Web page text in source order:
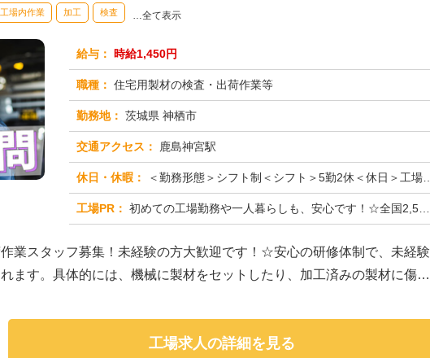
場内作業 加工 検査 …全て表示
給与： 時給1,450円
職種： 住宅用製材の検査・出荷作業等
勤務地： 茨城県 神栖市
交通アクセス： 鹿島神宮駅
休日・休暇： ＜勤務形態＞シフト制＜シフト＞5勤2休＜休日＞工場カレンダーによる
工場PR： 初めての工場勤務や一人暮らしも、安心です！☆全国2,500件以上の格安寮完備！初期費用0円で、家具・家電付きだから...
業スタッフ募集！未経験の方大歓迎です！☆安心の研修体制で、未経験
ます。具体的には、機械に製材をセットしたり、加工済みの製材に傷が
工場求人の詳細を見る